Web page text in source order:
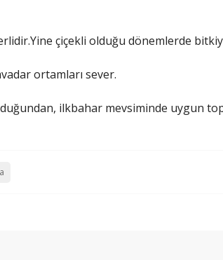
çiçekli olduğu dönemlerde
ortamları sever.
ilkbahar mevsiminde uygun